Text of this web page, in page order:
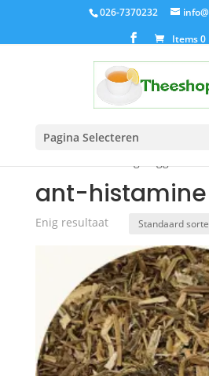
026-7370232
Items 0
Pagina Selecteren
ant-histamine
Enig resultaat